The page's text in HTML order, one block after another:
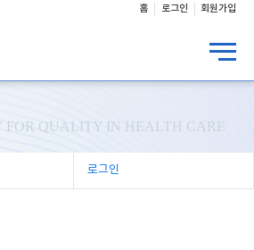
홈 로그인 회원가입
FOR QUALITY IN HEALTH CARE
로그인